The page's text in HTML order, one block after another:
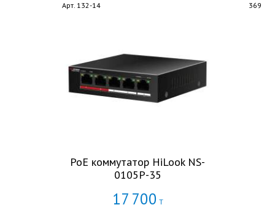
Арт. 132-14 369
PoE коммутатор HiLook NS-
0105P-35
17 700 Т